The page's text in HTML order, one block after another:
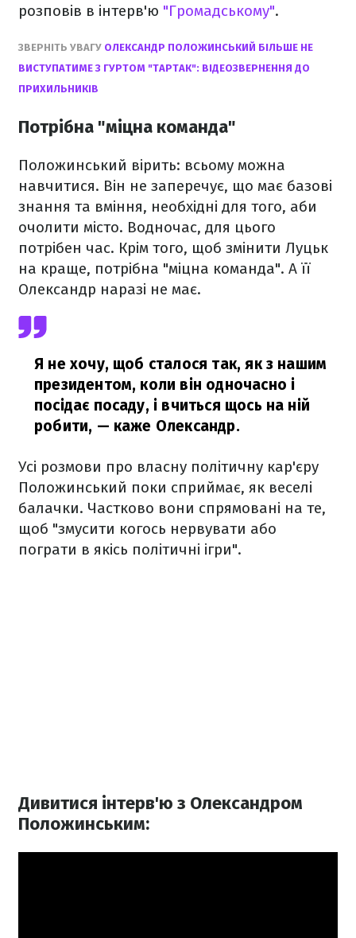
розповів в інтерв'ю "Громадському".
ЗВЕРНІТЬ УВАГУ ОЛЕКСАНДР ПОЛОЖИНСЬКИЙ БІЛЬШЕ НЕ
ВИСТУПАТИМЕ З ГУРТОМ "ТАРТАК": ВІДЕОЗВЕРНЕННЯ ДО
ПРИХИЛЬНИКІВ
Потрібна "міцна команда"
Положинський вірить: всьому можна
навчитися. Він не заперечує, що має базові
знання та вміння, необхідні для того, аби
очолити місто. Водночас, для цього
потрібен час. Крім того, щоб змінити Луцьк
на краще, потрібна "міцна команда". А її
Олександр наразі не має.
Я не хочу, щоб сталося так, як з нашим
президентом, коли він одночасно і
посідає посаду, і вчиться щось на ній
робити, — каже Олександр.
Усі розмови про власну політичну кар'єру
Положинський поки сприймає, як веселі
балачки. Частково вони спрямовані на те,
щоб "змусити когось нервувати або
пограти в якісь політичні ігри".
Дивитися інтерв'ю з Олександром
Положинським: